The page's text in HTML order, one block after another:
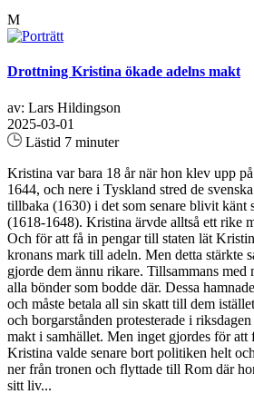
M
Drottning Kristina ökade adelns makt
av: Lars Hildingson
2025-03-01
Lästid 7 minuter
Kristina var bara 18 år när hon klev upp
1644, och nere i Tyskland stred de
tillbaka (1630) i det som senare blivit känt
(1618-1648). Kristina ärvde alltså ett rike
Och för att få in pengar till staten lät
kronans mark till adeln. Men detta stärkte
gjorde dem ännu rikare. Tillsammans med
alla bönder som bodde där. Dessa
och måste betala all sin skatt till dem
och borgarstånden protesterade i
makt i samhället. Men inget gjordes för
Kristina valde senare bort politiken helt
ner från tronen och flyttade till Rom där
sitt liv...